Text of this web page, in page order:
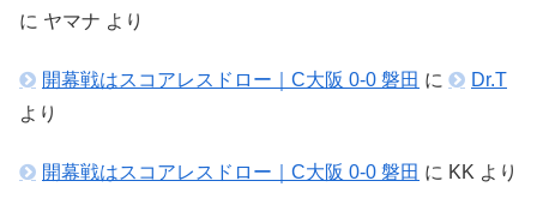
に ヤマナ より
開幕戦はスコアレスドロー｜C大阪 0-0 磐田 に
Dr.T
より
開幕戦はスコアレスドロー｜C大阪 0-0 磐田 に KK より